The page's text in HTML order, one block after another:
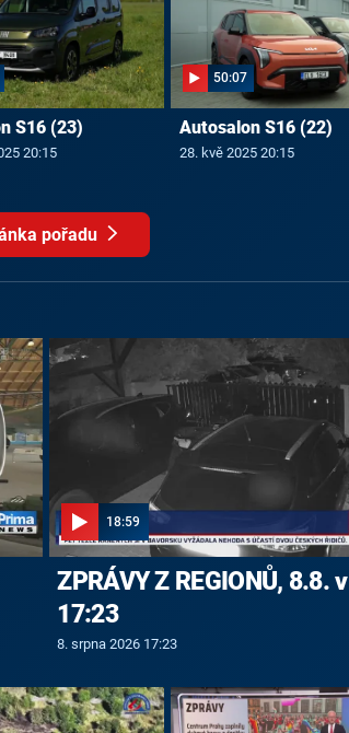
S16 (23)
20:15
50:07
Autosalon S16 (22)
28. kvě 2025 20:15
pořadu
18:59
ZPRÁVY Z REGIONŮ, 8.8. v
17:23
8. srpna 2026 17:23